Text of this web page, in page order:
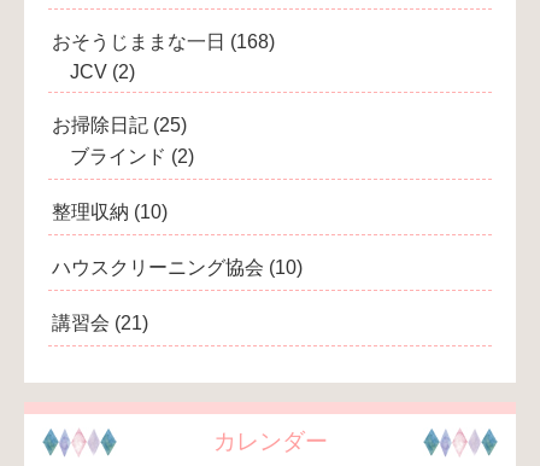
おそうじままな一日 (168)
JCV (2)
お掃除日記 (25)
ブラインド (2)
整理収納 (10)
ハウスクリーニング協会 (10)
講習会 (21)
カレンダー